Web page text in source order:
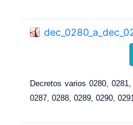
Decretos varios 0280,
0287, 0288, 0289, 0290,